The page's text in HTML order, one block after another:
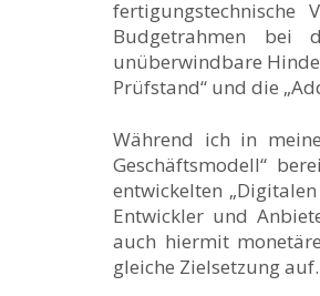
fertigungstechnische
Budgetrahmen bei
unüberwindbare
Prüfstand“ und die
Während ich in
Geschäftsmodell“
entwickelten
Entwickler und
auch hiermit
gleiche Zielsetzung auf.